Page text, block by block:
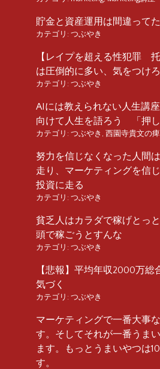
貯金と資産運用は間違って
カテゴリ: つぶやき
【レイプを超える性犯罪
は圧倒的に多い、気をつけろ
カテゴリ: つぶやき
AIには教えられない人生講
向けて人生を語ろう 「押し
カテゴリ: つぶやき 西園寺貴文の
努力を信じなくなった人間
走り、マーケティングを信
投資に走る
カテゴリ: つぶやき
貧乏人はカラダで稼げとっ
頭で稼ごうとすんな
カテゴリ: つぶやき
【悲報】平均年収2000万総
気づく
カテゴリ: つぶやき
マーケティングで一番大事
す。そしてそれが一番うま
ます。もっとうまいやつは
す。